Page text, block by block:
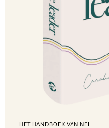
HET HANDBOEK VAN NFL